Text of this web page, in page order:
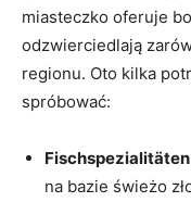
miasteczko oferuje
odzwierciedlają
regionu. Oto kilka‍
spróbować:
Fischspezialitäten
na‌ bazie świeżo